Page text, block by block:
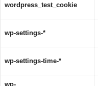
wordpress_test_cookie
wp-settings-*
wp-settings-time-*
wp-